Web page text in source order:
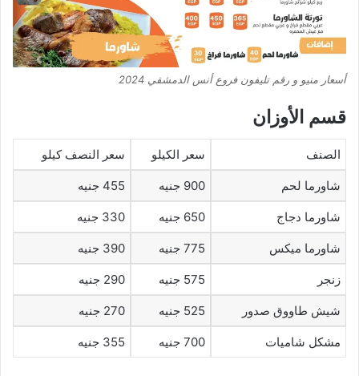
أسعار منيو و رقم تليفون فروع أنس الدمشقي 2024
قسم الأوزان
الصنف سعر الكيلو سعر النصف كيلو
شاورما لحم 900 جنيه 455 جنيه
شاورما دجاج 650 جنيه 330 جنيه
شاورما ميكس 775 جنيه 390 جنيه
زنجر 575 جنيه 290 جنيه
شيش طاووق صدور 525 جنيه 270 جنيه
مشكل شاميات 700 جنيه 355 جنيه